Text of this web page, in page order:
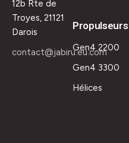
12b Rte de
Troyes, 21121
Darois
contact@jabiru.eu.com
Propulseurs
Gen4 2200
Gen4 3300
Hélices